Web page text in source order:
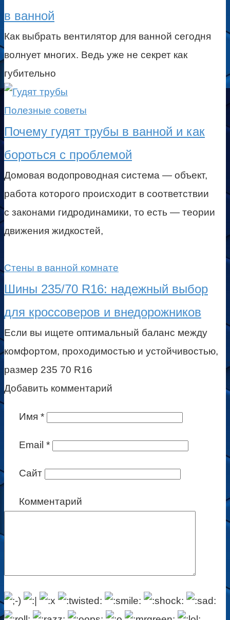
в ванной
Как выбрать вентилятор для ванной сегодня
волнует многих. Ведь уже не секрет как
губительно
Полезные советы
Почему гудят трубы в ванной и как
бороться с проблемой
Домовая водопроводная система — объект,
работа которого происходит в соответствии
с законами гидродинамики, то есть — теории
движения жидкостей,
Стены в ванной комнате
Шины 235/70 R16: надежный выбор
для кроссоверов и внедорожников
Если вы ищете оптимальный баланс между
комфортом, проходимостью и устойчивостью,
размер 235 70 R16
Добавить комментарий
Имя *
Email *
Сайт
Комментарий